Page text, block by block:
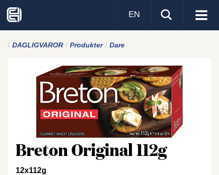
Visa
EN
DAGLIGVAROR Produkter Dare
Breton Original 112g
12x112g